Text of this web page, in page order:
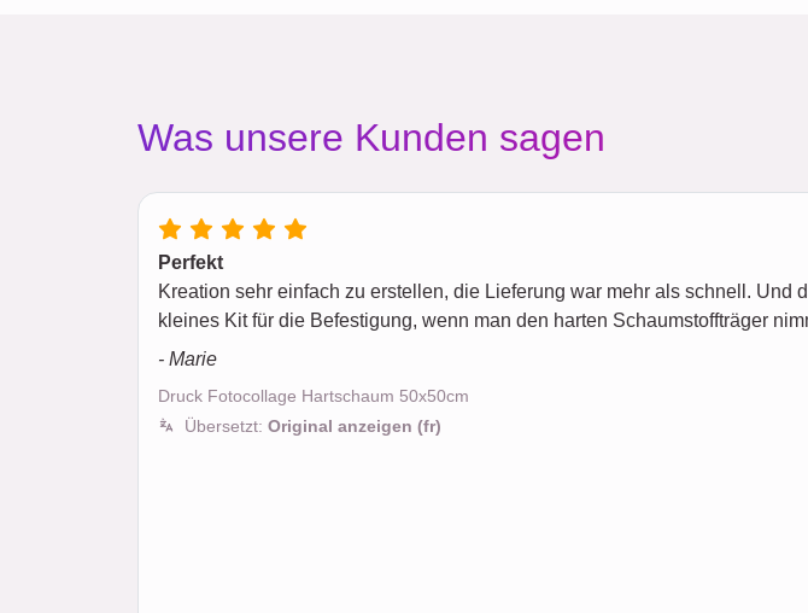
Was unsere Kunden sagen
Perfekt
Kreation sehr einfach zu erstellen, die Lieferung war mehr als schnell. Und
kleines Kit für die Befestigung, wenn man den harten Schaumstoffträger
- Marie
Druck Fotocollage Hartschaum 50x50cm
Übersetzt: Original anzeigen (fr)